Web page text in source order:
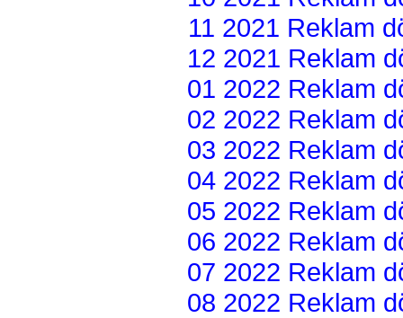
11 2021 Reklam
12 2021 Reklam
01 2022 Reklam
02 2022 Reklam
03 2022 Reklam
04 2022 Reklam
05 2022 Reklam
06 2022 Reklam
07 2022 Reklam
08 2022 Reklam